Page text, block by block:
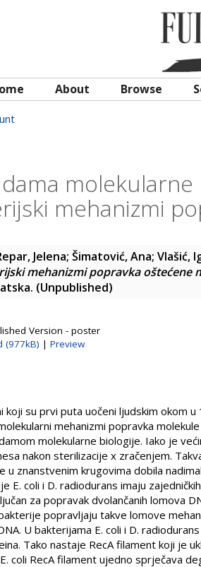
About Browse
mehanizmi
Jelena; Šimatović, Ana; Vlašić,
mehanizmi popravka oštećene
(Unpublished)
Version - poster
(977kB) | Preview
koji su prvi puta uočeni ljudskim okom
mehanizmi popravka
molekularne biologije. Iako je
nakon sterilizacije x zračenjem.
u znanstvenim krugovima dobila
E. coli i D. radiodurans imaju
za popravak dvolančanih lomova
popravljaju takve lomove
U bakterijama E. coli i D.
Tako nastaje RecA filament koji je
coli RecA filament ujedno sprječava